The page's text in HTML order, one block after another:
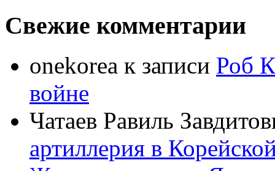
Свежие комментарии
onekorea к записи Роб
войне
Чатаев Равиль
артиллерия в